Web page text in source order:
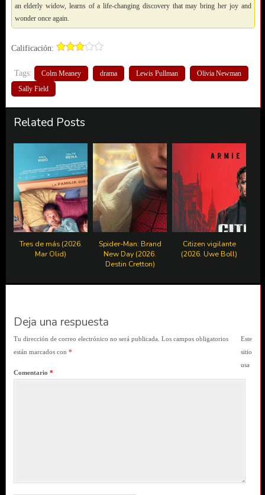
an elderly widow, learns of a life-changing discovery that may bring her joy and
wonder once again.
Calificación:
Tags: Colm Meaney drama Lewis Pullman
Olivia Newman
Sally Field
Related Posts
Tres de más (2026.
Mar Olid)
Spider-Man: Brand
New Day (2026.
Destin Cretton)
Citizen vigilante
(2026. Uwe Boll)
Deja una respuesta
Tu dirección de correo electrónico no será publicada. Los campos obligatorios
están marcados con *
Comentario *
Este
sitio
usa